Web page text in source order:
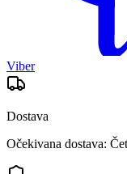
Viber
Dostava
Očekivana dostava: